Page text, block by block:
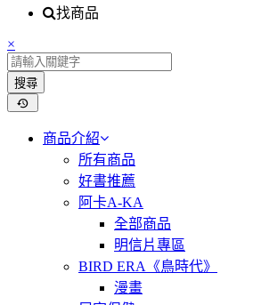
找商品
×
搜尋
商品介紹
所有商品
好書推薦
阿卡A-KA
全部商品
明信片專區
BIRD ERA《鳥時代》
漫畫